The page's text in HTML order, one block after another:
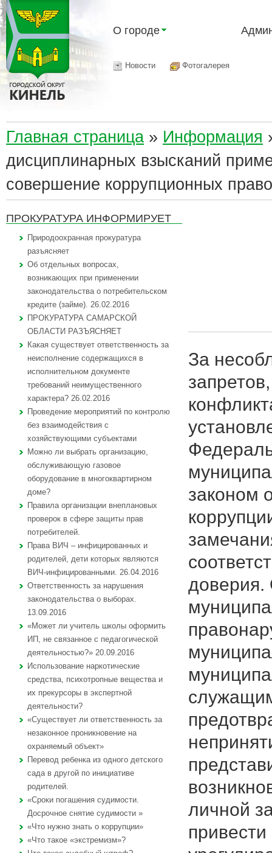
О городе
Новости Фотогалерея
Главная страница » Информация
дисциплинарных взысканий
совершение коррупционных
ПРОКУРАТУРА ИНФОРМИРУЕТ
Природоохранная прокуратура
разъясняет
Об отдельных вопросах,
возникающих при применении
законодательства о потребительском
кредите (займе). 26.02.2016
ПРОКУРАТУРА САМАРСКОЙ
ОБЛАСТИ РАЗЪЯСНЯЕТ
Какая существует ответственность за
неисполнение содержащихся в
исполнительном документе
требований неимущественного
характера? 26.02.2016
Проведение мероприятий по контролю
без взаимодействия с
хозяйствующими субъектами
Можно ли выбрать организацию,
обслуживающую газовое
оборудование в многоквартирном
доме?
Правила организации внеплановых
проверок в сфере защиты прав
потребителей.
Права ВИЧ – инфицированных и
родителей, дети которых являются
ВИЧ-инфицированными. 26.04.2016
Ответственность за нарушения
законодательства о выборах.
13.09.2016
«Может ли учитель школы оформить
ИП, не связанное с педагогической
деятельностью?» 20.09.2016
Использование наркотические
средства, психотропные вещества и
их прекурсоры в экспертной
деятельности?
«Существует ли ответственность за
незаконное проникновение на
охраняемый объект»
Перевод ребенка из одного детского
сада в другой по инициативе
родителей.
«Сроки погашения судимости.
Досрочное снятие судимости »
«Что нужно знать о коррупции»
«Что такое «экстремизм»?
За
законом
доверия.
личной